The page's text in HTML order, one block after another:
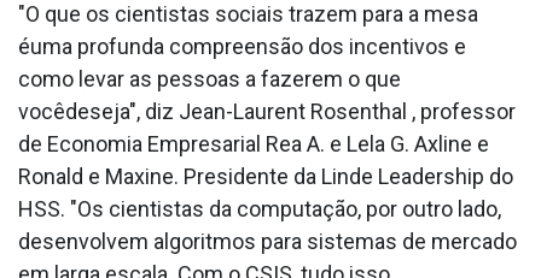
"O que os cientistas sociais trazem para a mesa
éuma profunda compreensão dos incentivos e
como levar as pessoas a fazerem o que
vocêdeseja", diz Jean-Laurent Rosenthal , professor
de Economia Empresarial Rea A. e Lela G. Axline e
Ronald e Maxine. Presidente da Linde Leadership do
HSS. "Os cientistas da computação, por outro lado,
desenvolvem algoritmos para sistemas de mercado